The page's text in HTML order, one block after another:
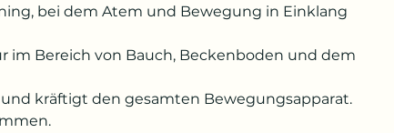
bei dem Atem und Bewegung in Einklang
im Bereich von Bauch, Beckenboden und dem
kräftigt den gesamten Bewegungsapparat.